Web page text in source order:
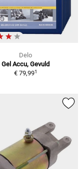
Delo
Gel Accu, Gevuld
€ 79,991